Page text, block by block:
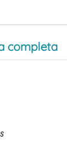
completa